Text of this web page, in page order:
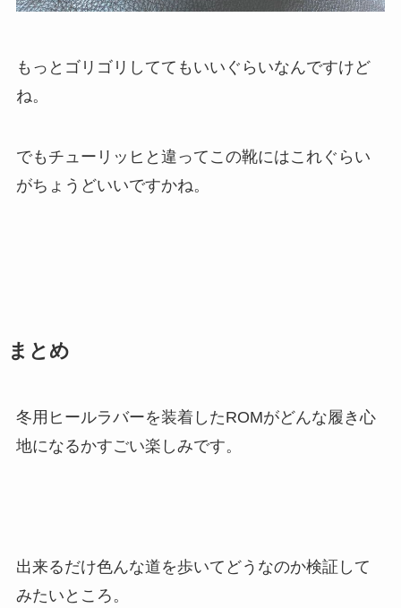
もっとゴリゴリしててもいいぐらいなんですけど
ね。
でもチューリッヒと違ってこの靴にはこれぐらい
がちょうどいいですかね。
まとめ
冬用ヒールラバーを装着したROMがどんな履き心
地になるかすごい楽しみです。
出来るだけ色んな道を歩いてどうなのか検証して
みたいところ。